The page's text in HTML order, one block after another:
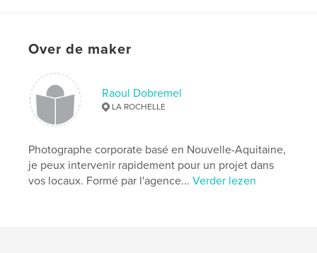
Over de maker
Raoul Dobremel
LA ROCHELLE
Photographe corporate basé en Nouvelle-Aquitaine,
je peux intervenir rapidement pour un projet dans
vos locaux. Formé par l'agence...Verder lezen